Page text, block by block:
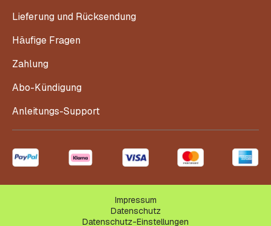
Lieferung und Rücksendung
Häufige Fragen
Zahlung
Abo-Kündigung
Anleitungs-Support
Impressum
Datenschutz
Datenschutz-Einstellungen